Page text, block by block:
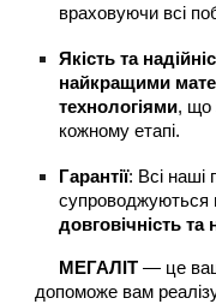
враховуючи всі
Якість та
найкращими
технологіями, що
кожному етапі.
Гарантії: Всі наші
супроводжуються
довговічність та
МЕГАЛІТ — це
допоможе вам